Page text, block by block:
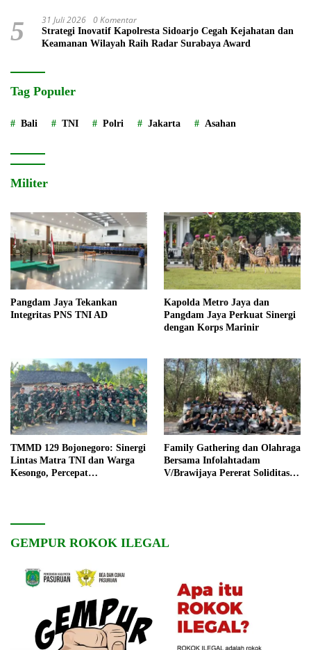
5 31 Juli 2026 0 Komentar
Strategi Inovatif Kapolresta Sidoarjo Cegah Kejahatan dan
Keamanan Wilayah Raih Radar Surabaya Award
Tag Populer
Bali TNI Polri Jakarta Asahan
Militer
Pangdam Jaya Tekankan
Integritas PNS TNI AD
Kapolda Metro Jaya dan
Pangdam Jaya Perkuat Sinergi
dengan Korps Marinir
TMMD 129 Bojonegoro: Sinergi
Lintas Matra TNI dan Warga
Kesongo, Percepat
Family Gathering dan Olahraga
Bersama Infolahtadam
V/Brawijaya Pererat Soliditas
GEMPUR ROKOK ILEGAL